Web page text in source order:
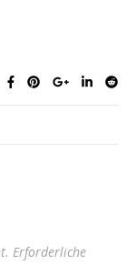
Erforderliche